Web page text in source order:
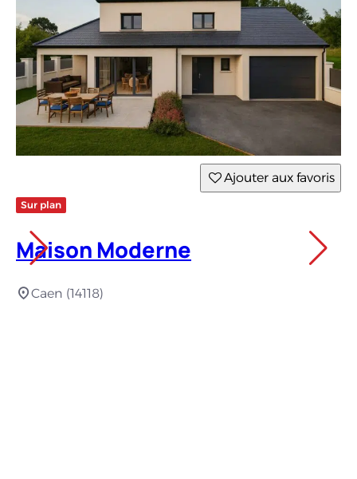
Ajouter aux favoris
Sur plan
Maison Moderne
Caen (14118)